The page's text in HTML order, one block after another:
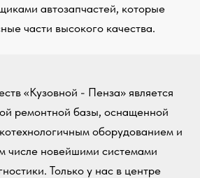
автозапчастей, которые
части высокого качества.
«Кузовной - Пенза» является
ремонтной базы, оснащенной
оборудованием и
числе новейшими системами
Только у нас в центре